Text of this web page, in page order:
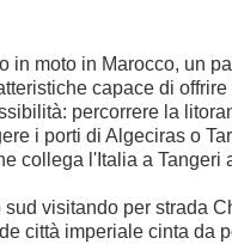
in moto in Marocco, un
capace di
percorrere la
i porti di Algeciras o
collega l'Italia a
sud visitando per strada
città imperiale cinta da